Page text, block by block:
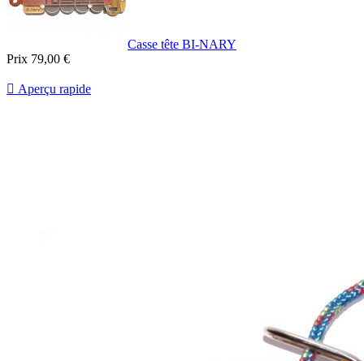
Casse tête BI-NARY
Prix 79,00 €
 Aperçu rapide